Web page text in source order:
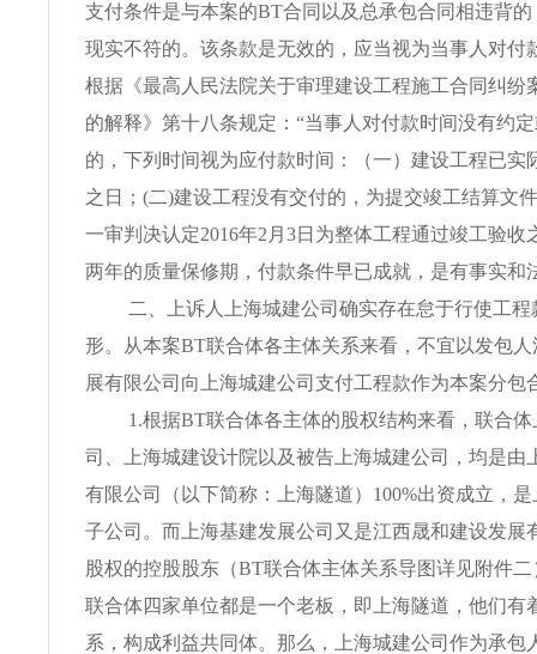
支付条件是与本案的BT合同以及总承包合同相违背
现实不符的。该条款是无效的，应当视为当事人对付
根据《最高人民法院关于审理建设工程施工合同纠纷
的解释》第十八条规定：“当事人对付款时间没有约
的，下列时间视为应付款时间：（一）建设工程已实
之日；(二)建设工程没有交付的，为提交竣工结算文
一审判决认定2016年2月3日为整体工程通过竣工验收
两年的质量保修期，付款条件早已成就，是有事实和
二、上诉人上海城建公司确实存在怠于行使工
形。从本案BT联合体各主体关系来看，不宜以发包
展有限公司向上海城建公司支付工程款作为本案分包
1.根据BT联合体各主体的股权结构来看，联合
司、上海城建设计院以及被告上海城建公司，均是由
有限公司（以下简称：上海隧道）100%出资成立，
子公司。而上海基建发展公司又是江西晟和建设发展
股权的控股股东（BT联合体主体关系导图详见附件
联合体四家单位都是一个老板，即上海隧道，他们有
系，构成利益共同体。那么，上海城建公司作为承包